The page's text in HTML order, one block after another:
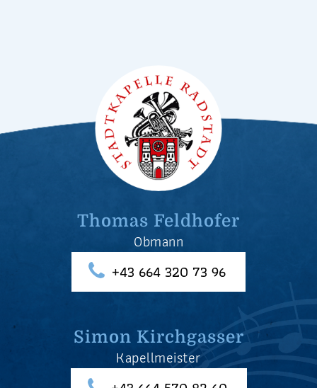
Thomas Feldhofer
Obmann
+43 664 320 73 96
Simon Kirchgasser
Kapellmeister